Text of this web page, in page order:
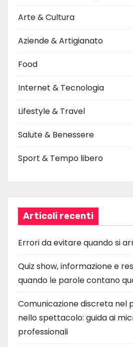
Arte & Cultura
Aziende & Artigianato
Food
Internet & Tecnologia
Lifestyle & Travel
Salute & Benessere
Sport & Tempo libero
Articoli recenti
Errori da evitare quando si
Quiz show, informazione e
quando le parole contano
Comunicazione discreta nel
nello spettacolo: guida ai
professionali